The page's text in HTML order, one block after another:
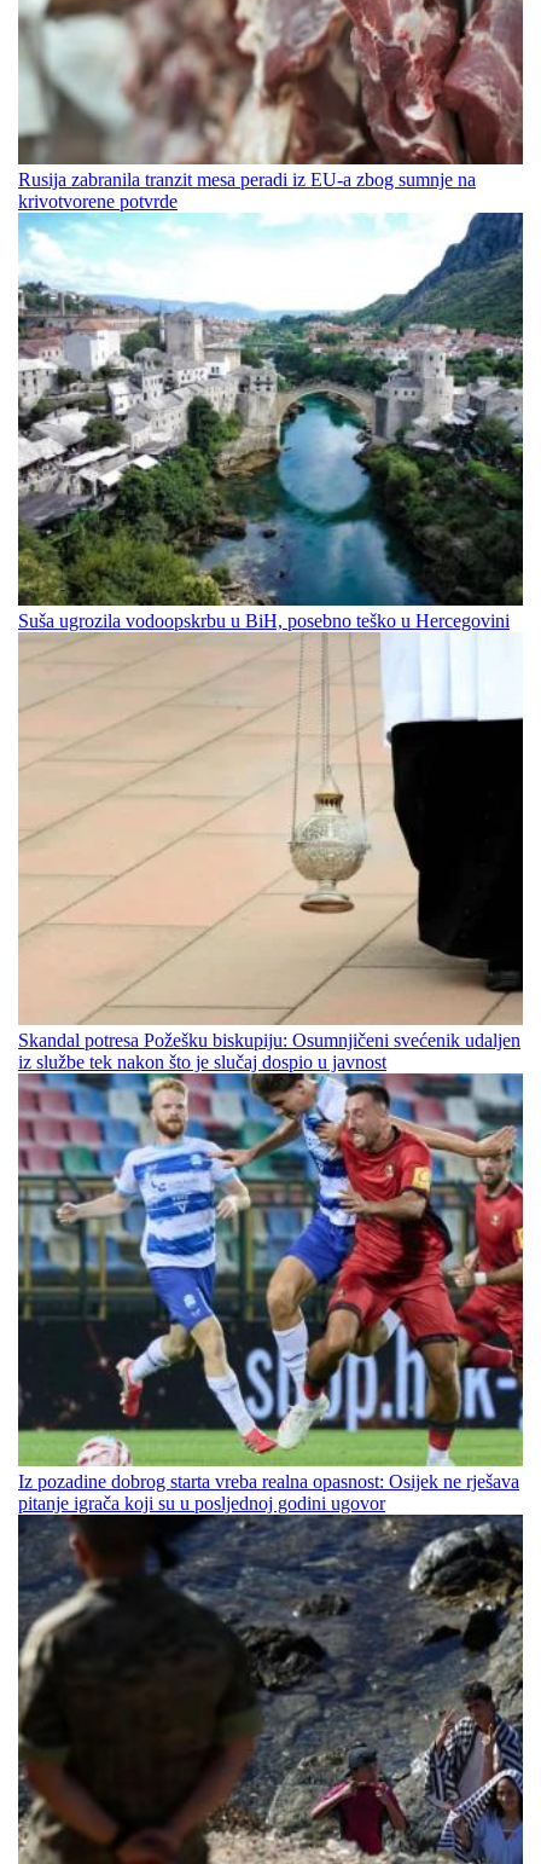
Rusija zabranila tranzit mesa peradi iz EU-a zbog sumnje na
krivotvorene potvrde
Suša ugrozila vodoopskrbu u BiH, posebno teško u Hercegovini
Skandal potresa Požešku biskupiju: Osumnjičeni svećenik udaljen
iz službe tek nakon što je slučaj dospio u javnost
Iz pozadine dobrog starta vreba realna opasnost: Osijek ne rješava
pitanje igrača koji su u posljednoj godini ugovor